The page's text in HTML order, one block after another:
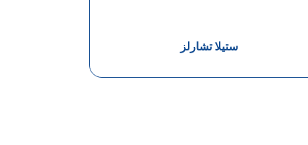
ستيلا تشارلز